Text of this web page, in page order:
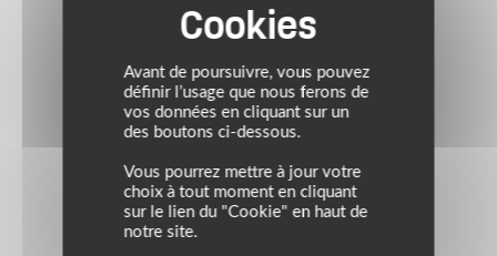
Avant de poursuivre, vous pouvez
définir l’usage que nous ferons de
vos données en cliquant sur un
des boutons ci-dessous.
Vous pourrez mettre à jour votre
choix à tout moment en cliquant
sur le lien du "Cookie" en haut de
notre site.